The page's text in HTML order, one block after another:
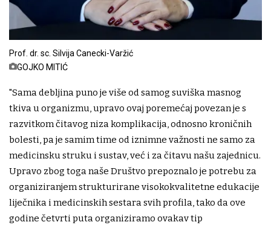
Prof. dr. sc. Silvija Canecki-Varžić
GOJKO MITIĆ
"Sama debljina puno je više od samog suviška masnog
tkiva u organizmu, upravo ovaj poremećaj povezan je s
razvitkom čitavog niza komplikacija, odnosno kroničnih
bolesti, pa je samim time od iznimne važnosti ne samo za
medicinsku struku i sustav, već i za čitavu našu zajednicu.
Upravo zbog toga naše Društvo prepoznalo je potrebu za
organiziranjem strukturirane visokokvalitetne edukacije
liječnika i medicinskih sestara svih profila, tako da ove
godine četvrti puta organiziramo ovakav tip